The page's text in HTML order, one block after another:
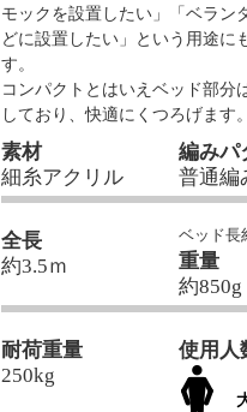
モックを設置したい」「ベラン
どに設置したい」という用途に
す。
コンパクトとはいえベッド部分
しており、快適にくつろげます。
素材
細糸アクリル
編みパ
普通編
全長
約3.5ｍ
ベッド長
重量
約850g
耐荷重量
250kg
使用人